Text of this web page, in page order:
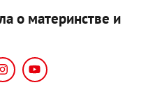
о материнстве и